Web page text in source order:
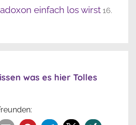
einfach los wirst 16.
was es hier Tolles